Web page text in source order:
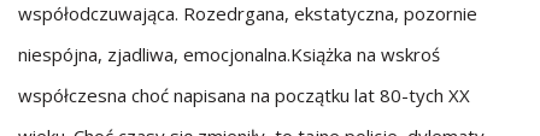
współodczuwająca. Rozedrgana, ekstatyczna, pozornie
niespójna, zjadliwa, emocjonalna.Książka na wskroś
współczesna choć napisana na początku lat 80-tych XX